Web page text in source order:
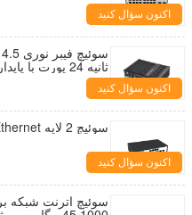
اکنون سؤال کنید
ثانیه 24 پورت با پایدار
اکنون سؤال کنید
سوئیچ 2 لایه PoE Ethernet متصل با پشتیبانی QoS
اکنون سؤال کنید